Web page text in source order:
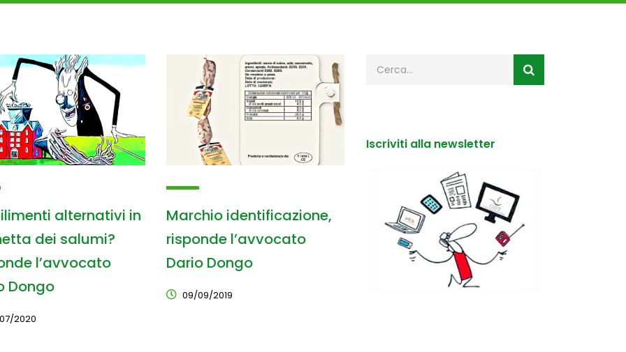
alternativi in
dei salumi?
l’avvocato
Dongo
2020
Marchio identificazione,
risponde l’avvocato
Dario Dongo
09/09/2019
Iscriviti alla newsletter